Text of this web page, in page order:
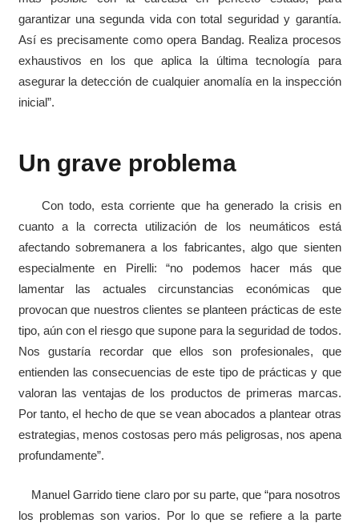
garantizar una segunda vida con total seguridad y garantía.
Así es precisamente como opera Bandag. Realiza procesos
exhaustivos en los que aplica la última tecnología para
asegurar la detección de cualquier anomalía en la inspección
inicial”.
Un grave problema
Con todo, esta corriente que ha generado la crisis en
cuanto a la correcta utilización de los neumáticos está
afectando sobremanera a los fabricantes, algo que sienten
especialmente en Pirelli: “no podemos hacer más que
lamentar las actuales circunstancias económicas que
provocan que nuestros clientes se planteen prácticas de este
tipo, aún con el riesgo que supone para la seguridad de todos.
Nos gustaría recordar que ellos son profesionales, que
entienden las consecuencias de este tipo de prácticas y que
valoran las ventajas de los productos de primeras marcas.
Por tanto, el hecho de que se vean abocados a plantear otras
estrategias, menos costosas pero más peligrosas, nos apena
profundamente”.
Manuel Garrido tiene claro por su parte, que “para nosotros
los problemas son varios. Por lo que se refiere a la parte